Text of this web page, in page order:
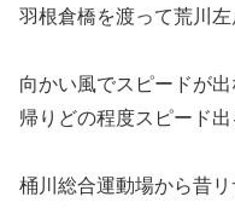
羽根倉橋を渡って荒川左
向かい風でスピードが
帰りどの程度スピード出
桶川総合運動場から昔